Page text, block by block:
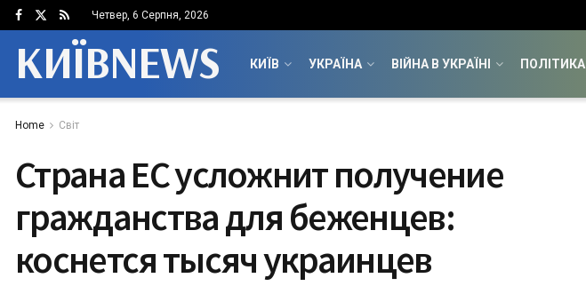
Четвер, 6 Серпня, 2026
КИЇВNEWS КИЇВ УКРАЇНА ВІЙНА В УКРАЇНІ ПОЛІТИКА
Home Світ
Страна ЕС усложнит получение
гражданства для беженцев:
коснется тысяч украинцев